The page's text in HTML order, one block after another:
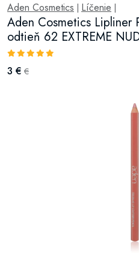
Aden Cosmetics Líčenie
Aden Cosmetics Lipliner
odtieň 62 EXTREME
3 € €